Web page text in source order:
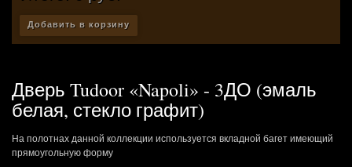
Добавить в корзину
Дверь Tudoor «Napoli» - 3ДО (эмаль
белая, стекло графит)
На полотнах данной коллекции используется вкладной багет имеющий
прямоугольную форму